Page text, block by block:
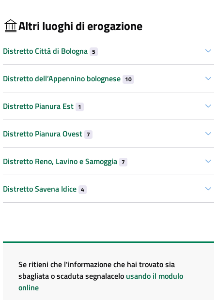
Altri luoghi di erogazione
Distretto Città di Bologna 5
Distretto dell’Appennino bolognese 10
Distretto Pianura Est 1
Distretto Pianura Ovest 7
Distretto Reno, Lavino e Samoggia 7
Distretto Savena Idice 4
Se ritieni che l'informazione che hai trovato sia
sbagliata o scaduta segnalacelo usando il modulo
online